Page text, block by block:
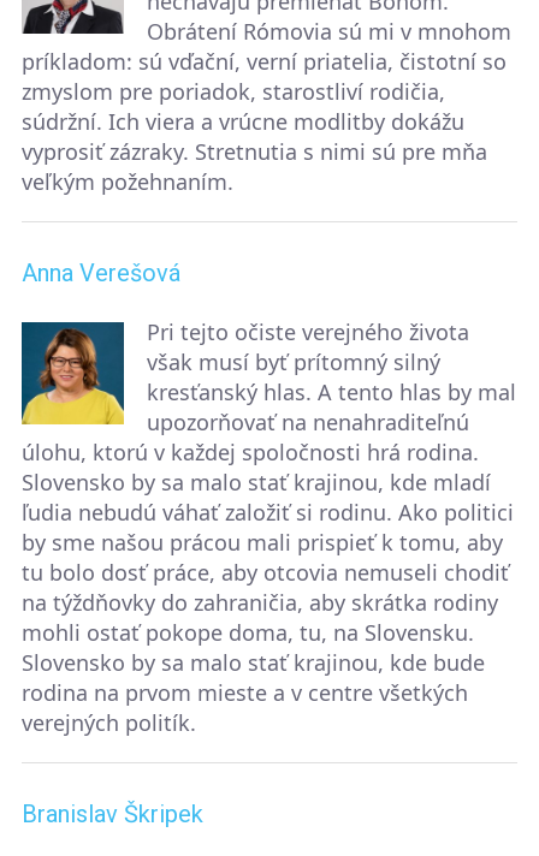
Obrátení Rómovia sú mi v mnohom
príkladom: sú vďační, verní priatelia, čistotní so
zmyslom pre poriadok, starostliví rodičia,
súdržní. Ich viera a vrúcne modlitby dokážu
vyprosiť zázraky. Stretnutia s nimi sú pre mňa
veľkým požehnaním.
Anna Verešová
Pri tejto očiste verejného života
však musí byť prítomný silný
kresťanský hlas. A tento hlas by mal
upozorňovať na nenahraditeľnú
úlohu, ktorú v každej spoločnosti hrá rodina.
Slovensko by sa malo stať krajinou, kde mladí
ľudia nebudú váhať založiť si rodinu. Ako politici
by sme našou prácou mali prispieť k tomu, aby
tu bolo dosť práce, aby otcovia nemuseli chodiť
na týždňovky do zahraničia, aby skrátka rodiny
mohli ostať pokope doma, tu, na Slovensku.
Slovensko by sa malo stať krajinou, kde bude
rodina na prvom mieste a v centre všetkých
verejných politík.
Branislav Škripek